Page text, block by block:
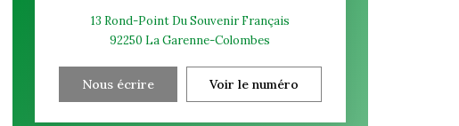
13 Rond-Point Du Souvenir Français
92250 La Garenne-Colombes
Nous écrire Voir le numéro